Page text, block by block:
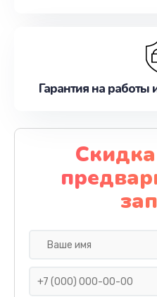
Гарантия на работы